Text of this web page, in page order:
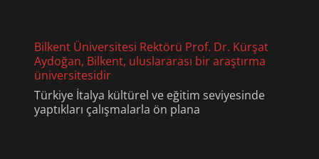
Bilkent Üniversitesi Rektörü Prof. Dr. Kürşat
Aydoğan, Bilkent, uluslararası bir araştırma
üniversitesidir
Türkiye İtalya kültürel ve eğitim seviyesinde
yaptıkları çalışmalarla ön plana